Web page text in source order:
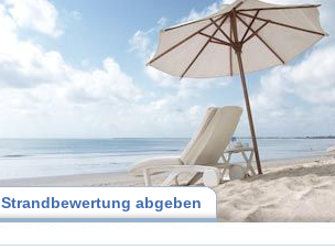
Strandbewertung abgeben